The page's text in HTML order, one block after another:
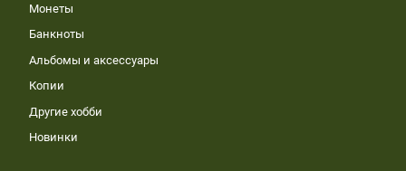
Монеты
Банкноты
Альбомы и аксессуары
Копии
Другие хобби
Новинки